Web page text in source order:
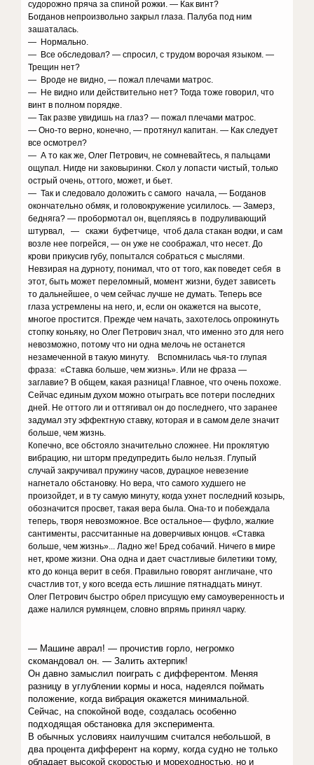
судорожно пряча за спиной рожки. — Как винт?
Богданов непроизвольно закрыл глаза. Палуба под ним
зашаталась.
— Нормально.
— Все обследовал? — спросил, с трудом ворочая языком. —
Трещин нет?
— Вроде не видно, — пожал плечами матрос.
— Не видно или действительно нет? Тогда тоже говорил, что
винт в полном порядке.
— Так разве увидишь на глаз? — пожал плечами матрос.
— Оно-то верно, конечно, — протянул капитан. — Как следует
все осмотрел?
— А то как же, Олег Петрович, не сомневайтесь, я пальцами
ощупал. Нигде ни заковыринки. Скол у лопасти чистый, только
острый очень, оттого, может, и бьет.
— Так и следовало доложить с самого начала, — Богданов
окончательно обмяк, и головокружение усилилось. — Замерз,
бедняга? — пробормотал он, вцепляясь в подруливающий
штурвал, — скажи буфетчице, чтоб дала стакан водки, и сам
возле нее погрейся, — он уже не соображал, что несет. До
крови прикусив губу, попытался собраться с мыслями.
Невзирая на дурноту, понимал, что от того, как поведет себя в
этот, быть может переломный, момент жизни, будет зависеть
то дальнейшее, о чем сейчас лучше не думать. Теперь все
глаза устремлены на него, и, если он окажется на высоте,
многое простится. Прежде чем начать, захотелось опрокинуть
стопку коньяку, но Олег Петрович знал, что именно это для него
невозможно, потому что ни одна мелочь не останется
незамеченной в такую минуту. Вспомнилась чья-то глупая
фраза: «Ставка больше, чем жизнь». Или не фраза —
заглавие? В общем, какая разница! Главное, что очень похоже.
Сейчас единым духом можно отыграть все потери последних
дней. Не оттого ли и оттягивал он до последнего, что заранее
задумал эту эффектную ставку, которая и в самом деле значит
больше, чем жизнь.
Копечно, все обстояло значительно сложнее. Ни проклятую
вибрацию, ни шторм предупредить было нельзя. Глупый
случай закручивал пружину часов, дурацкое невезение
нагнетало обстановку. Но вера, что самого худшего не
произойдет, и в ту самую минуту, когда ухнет последний козырь,
обозначится просвет, такая вера была. Она-то и побеждала
теперь, творя невозможное. Все остальное— фуфло, жалкие
сантименты, рассчитанные на доверчивых юнцов. «Ставка
больше, чем жизнь»... Ладно же! Бред собачий. Ничего в мире
нет, кроме жизни. Она одна и дает счастливые билетики тому,
кто до конца верит в себя. Правильно говорят англичане, что
счастлив тот, у кого всегда есть лишние пятнадцать минут.
Олег Петрович быстро обрел присущую ему самоуверенность и
даже налился румянцем, словно впрямь принял чарку.
— Машине аврал! — прочистив горло, негромко
скомандовал он. — Залить ахтерпик!
Он давно замыслил поиграть с дифферентом. Меняя
разницу в углублении кормы и носа, надеялся поймать
положение, когда вибрация окажется минимальной.
Сейчас, на спокойной воде, создалась особенно
подходящая обстановка для эксперимента.
В обычных условиях наилучшим считался небольшой, в
два процента дифферент на корму, когда судно не только
обладает высокой скоростью и мореходностью, но и